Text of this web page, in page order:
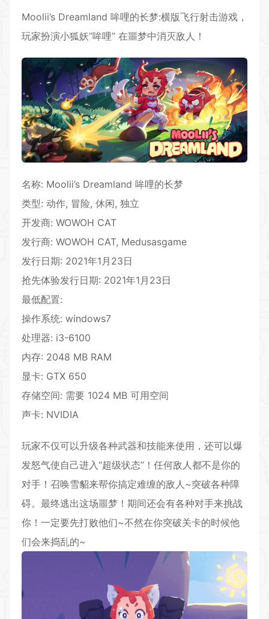
Moolii’s Dreamland 哞哩的长梦:横版飞行射击游戏，
玩家扮演小狐妖”哞哩” 在噩梦中消灭敌人！
名称: Moolii’s Dreamland 哞哩的长梦
类型: 动作, 冒险, 休闲, 独立
开发商: WOWOH CAT
发行商: WOWOH CAT, Medusasgame
发行日期: 2021年1月23日
抢先体验发行日期: 2021年1月23日
最低配置:
操作系统: windows7
处理器: i3-6100
内存: 2048 MB RAM
显卡: GTX 650
存储空间: 需要 1024 MB 可用空间
声卡: NVIDIA
玩家不仅可以升级各种武器和技能来使用，还可以爆
发怒气使自己进入“超级状态”！任何敌人都不是你的
对手！召唤雪貂来帮你搞定难缠的敌人~突破各种障
碍。最终逃出这场噩梦！期间还会有各种对手来挑战
你！一定要先打败他们~不然在你突破关卡的时候他
们会来捣乱的~